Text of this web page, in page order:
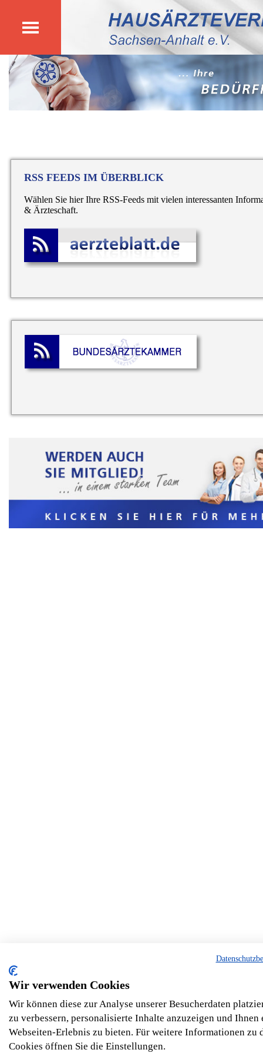
RSS FEEDS IM ÜBERBLICK
Wählen Sie hier Ihre RSS-Feeds mit vielen interessanten
& Ärzteschaft.
Wir verwenden Cookies
Wir können diese zur Analyse unserer Besucherdaten
zu verbessern, personalisierte Inhalte anzuzeigen und Ihnen
Webseiten-Erlebnis zu bieten. Für weitere Informationen zu
Cookies öffnen Sie die Einstellungen.